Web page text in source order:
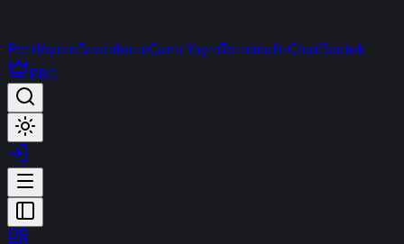
PortföyümFavorilerimCanlı YayınTerminalt-ChatDestek
PRO